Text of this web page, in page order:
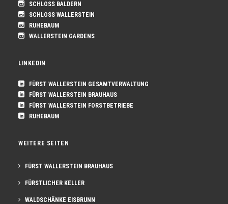
SCHLOSS BALDERN
SCHLOSS WALLERSTEIN
RUHEBAUM
WALLERSTEIN GARDENS
LINKEDIN
FÜRST WALLERSTEIN GESAMTVERWALTUNG
FÜRST WALLERSTEIN BRAUHAUS
FÜRST WALLERSTEIN FORSTBETRIEBE
RUHEBAUM
WEITERE SEITEN
FÜRST WALLERSTEIN BRAUHAUS
FÜRSTLICHER KELLER
WALDSCHÄNKE EISBRUNN